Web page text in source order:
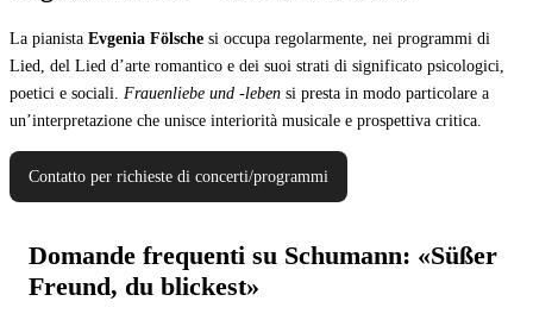
La pianista Evgenia Fölsche si occupa regolarmente, nei programmi di
Lied, del Lied d’arte romantico e dei suoi strati di significato psicologici,
poetici e sociali. Frauenliebe und -leben si presta in modo particolare a
un’interpretazione che unisce interiorità musicale e prospettiva critica.
Contatto per richieste di concerti/programmi
Domande frequenti su Schumann: «Süßer
Freund, du blickest»